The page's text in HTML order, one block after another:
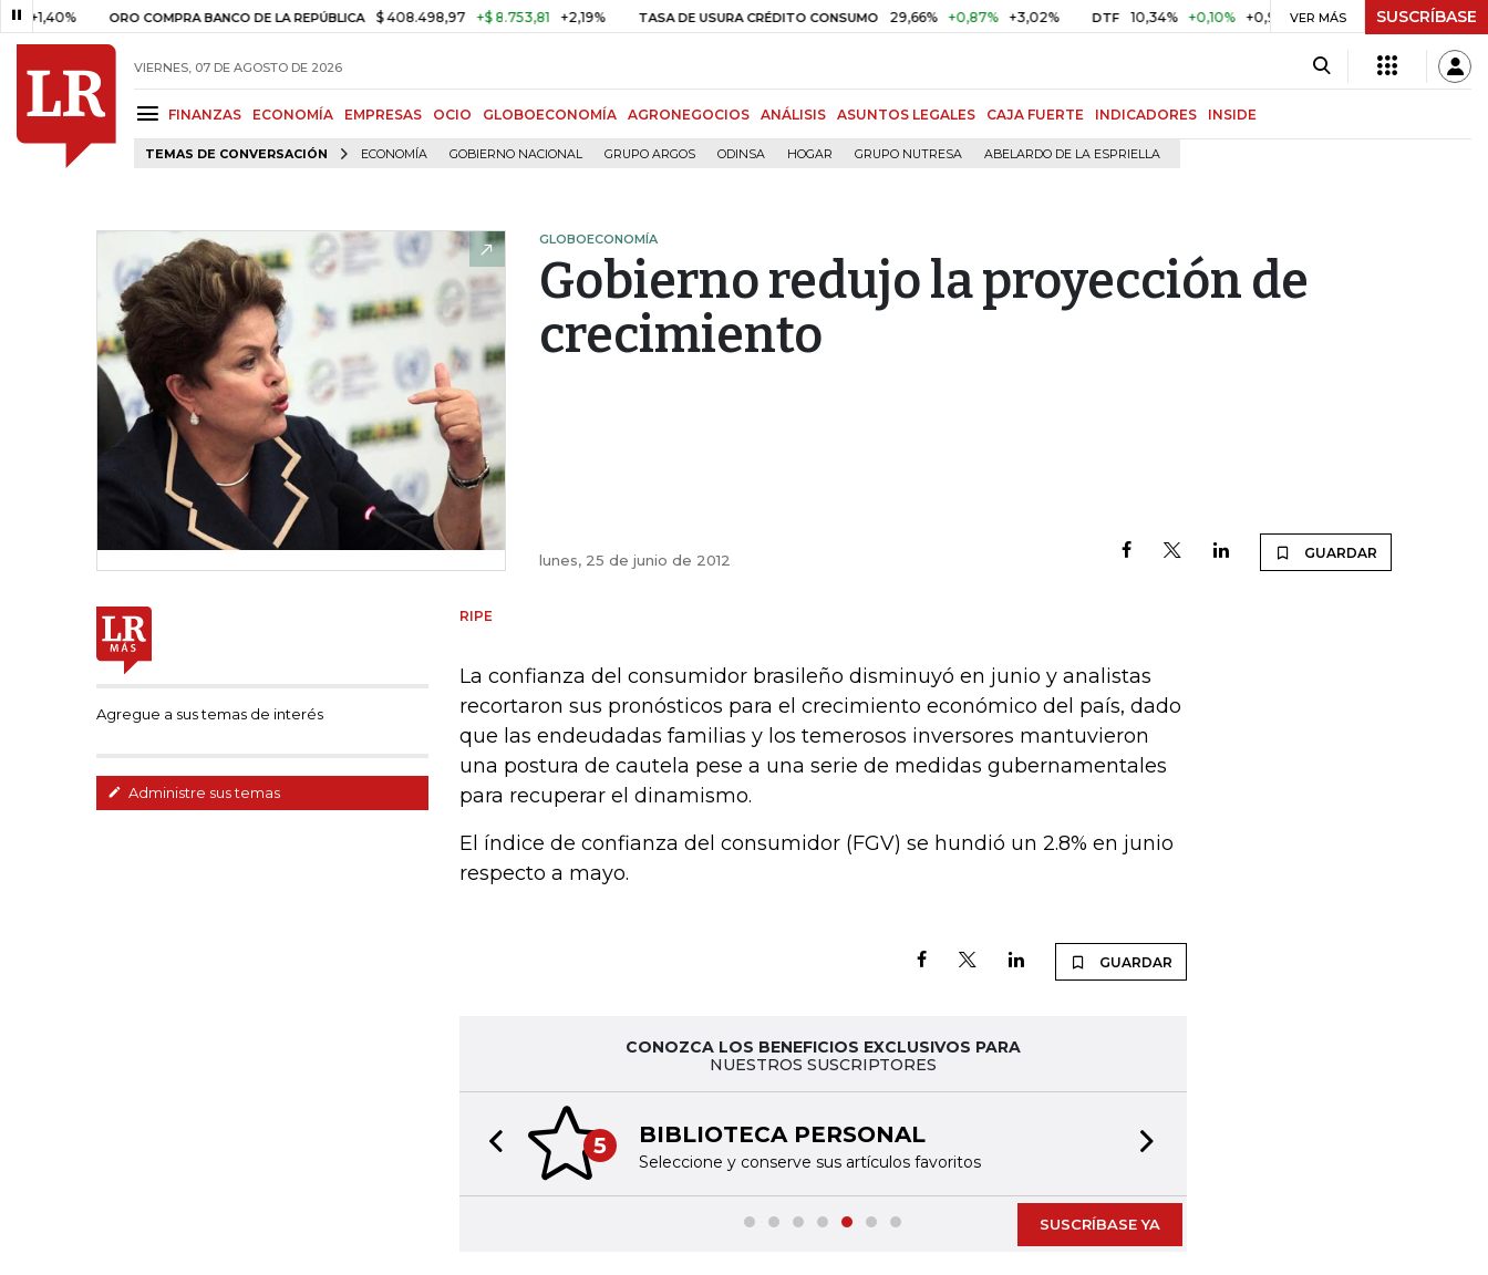
ORO COMPRA BANCO DE LA REPÚBLICA $ 408.498,97 +$ 8.753,81 +2,19% TASA DE USURA CRÉDITO CONSUMO 29,66% +0,87% +3,02% DTF 10,34% +0,10% +0,98% UVR $ 416,91 +$ 0,05 +0,01%
VER MÁS SUSCRÍBASE
VIERNES, 07 DE AGOSTO DE 2026
FINANZAS ECONOMÍA EMPRESAS OCIO GLOBOECONOMÍA AGRONEGOCIOS ANÁLISIS ASUNTOS LEGALES CAJA FUERTE INDICADORES INSIDE
TEMAS DE CONVERSACIÓN ECONOMÍA GOBIERNO NACIONAL GRUPO ARGOS ODINSA HOGAR GRUPO NUTRESA ABELARDO DE LA ESPRIELLA
GLOBOECONOMÍA
Gobierno redujo la proyección de
crecimiento
lunes, 25 de junio de 2012 GUARDAR
Agregue a sus temas de interés
Administre sus temas
RIPE
La confianza del consumidor brasileño disminuyó en junio y analistas
recortaron sus pronósticos para el crecimiento económico del país, dado
que las endeudadas familias y los temerosos inversores mantuvieron
una postura de cautela pese a una serie de medidas gubernamentales
para recuperar el dinamismo.
El índice de confianza del consumidor (FGV) se hundió un 2.8% en junio
respecto a mayo.
GUARDAR
CONOZCA LOS BENEFICIOS EXCLUSIVOS PARA
NUESTROS SUSCRIPTORES
5 BIBLIOTECA PERSONAL
Seleccione y conserve sus artículos favoritos
Previous slide
SUSCRÍBASE YA